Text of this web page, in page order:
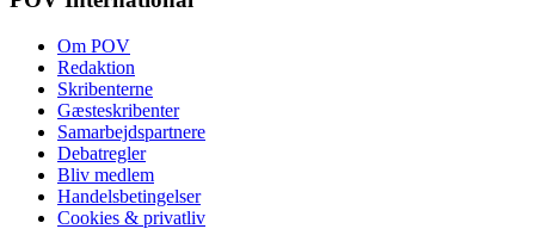
Om POV
Redaktion
Skribenterne
Gæsteskribenter
Samarbejdspartnere
Debatregler
Bliv medlem
Handelsbetingelser
Cookies & privatliv